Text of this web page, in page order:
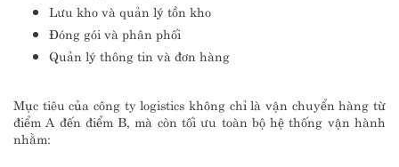
Lưu kho và quản lý tồn kho
Đóng gói và phân phối
Quản lý thông tin và đơn hàng
Mục tiêu của công ty logistics không chỉ là vận chuyển hàng từ
điểm A đến điểm B, mà còn tối ưu toàn bộ hệ thống vận hành
nhằm: